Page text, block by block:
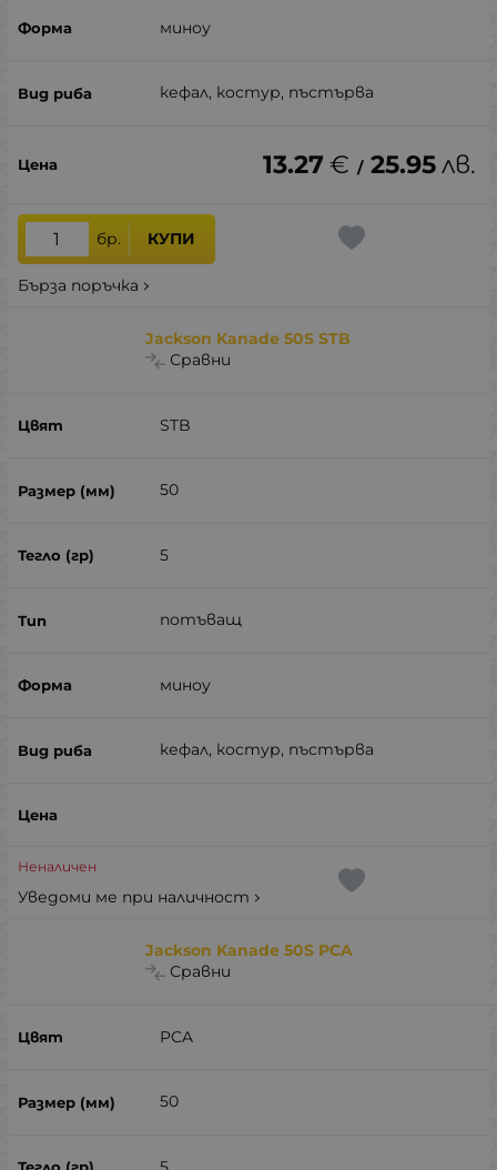
миноу
кефал, костур, пъстърва
13.27 € / 25.95лв.
бр. КУПИ
Бърза поръчка
Jackson Kanade 50S STB
Сравни
STB
50
5
потъващ
миноу
кефал, костур, пъстърва
Неналичен
Уведоми ме при наличност
Jackson Kanade 50S PCA
Сравни
PCA
50